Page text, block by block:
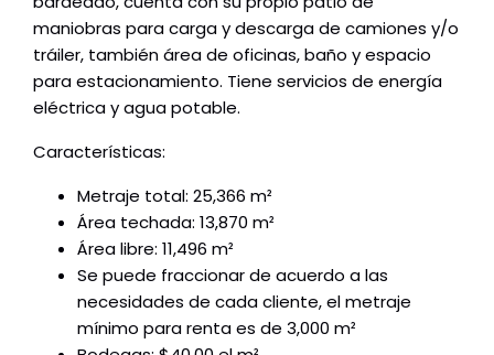
maniobras para carga y descarga de camiones y/o
tráiler, también área de oficinas, baño y espacio
para estacionamiento. Tiene servicios de energía
eléctrica y agua potable.
Características:
Metraje total: 25,366 m²
Área techada: 13,870 m²
Área libre: 11,496 m²
Se puede fraccionar de acuerdo a las
necesidades de cada cliente, el metraje
mínimo para renta es de 3,000 m²